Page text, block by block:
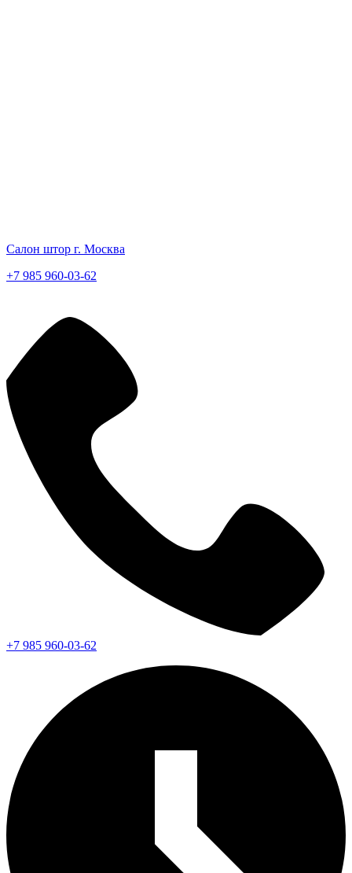
Салон штор г. Москва
+7 985 960-03-62
+7 985 960-03-62